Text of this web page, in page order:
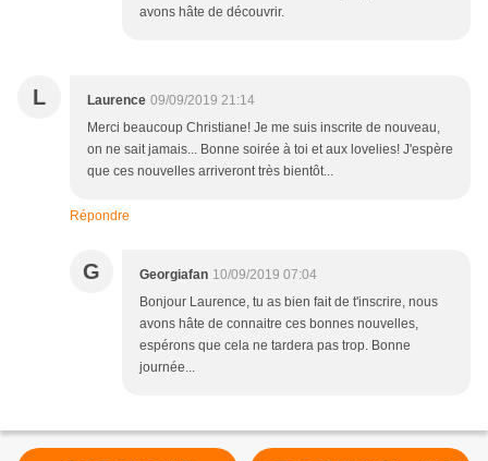
avons hâte de découvrir.
L Laurence 09/09/2019 21:14
Merci beaucoup Christiane! Je me suis inscrite de nouveau,
on ne sait jamais... Bonne soirée à toi et aux lovelies! J'espère
que ces nouvelles arriveront très bientôt...
Répondre
G Georgiafan 10/09/2019 07:04
Bonjour Laurence, tu as bien fait de t'inscrire, nous
avons hâte de connaitre ces bonnes nouvelles,
espérons que cela ne tardera pas trop. Bonne
journée...